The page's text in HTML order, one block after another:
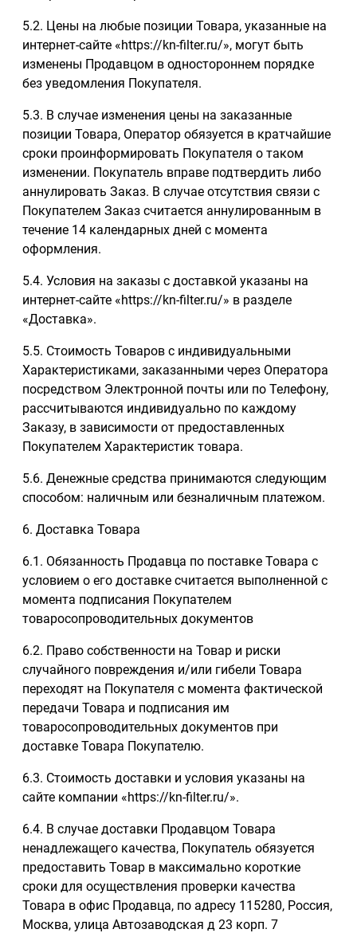
5.2. Цены на любые позиции Товара, указанные на
интернет-сайте «https://kn-filter.ru/», могут быть
изменены Продавцом в одностороннем порядке
без уведомления Покупателя.
5.3. В случае изменения цены на заказанные
позиции Товара, Оператор обязуется в кратчайшие
сроки проинформировать Покупателя о таком
изменении. Покупатель вправе подтвердить либо
аннулировать Заказ. В случае отсутствия связи с
Покупателем Заказ считается аннулированным в
течение 14 календарных дней с момента
оформления.
5.4. Условия на заказы с доставкой указаны на
интернет-сайте «https://kn-filter.ru/» в разделе
«Доставка».
5.5. Стоимость Товаров с индивидуальными
Характеристиками, заказанными через Оператора
посредством Электронной почты или по Телефону,
рассчитываются индивидуально по каждому
Заказу, в зависимости от предоставленных
Покупателем Характеристик товара.
5.6. Денежные средства принимаются следующим
способом: наличным или безналичным платежом.
6. Доставка Товара
6.1. Обязанность Продавца по поставке Товара с
условием о его доставке считается выполненной с
момента подписания Покупателем
товаросопроводительных документов
6.2. Право собственности на Товар и риски
случайного повреждения и/или гибели Товара
переходят на Покупателя с момента фактической
передачи Товара и подписания им
товаросопроводительных документов при
доставке Товара Покупателю.
6.3. Стоимость доставки и условия указаны на
сайте компании «https://kn-filter.ru/».
6.4. В случае доставки Продавцом Товара
ненадлежащего качества, Покупатель обязуется
предоставить Товар в максимально короткие
сроки для осуществления проверки качества
Товара в офис Продавца, по адресу 115280, Россия,
Москва, улица Автозаводская д 23 корп. 7